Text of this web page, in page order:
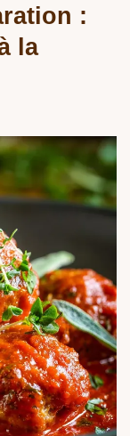
:
la